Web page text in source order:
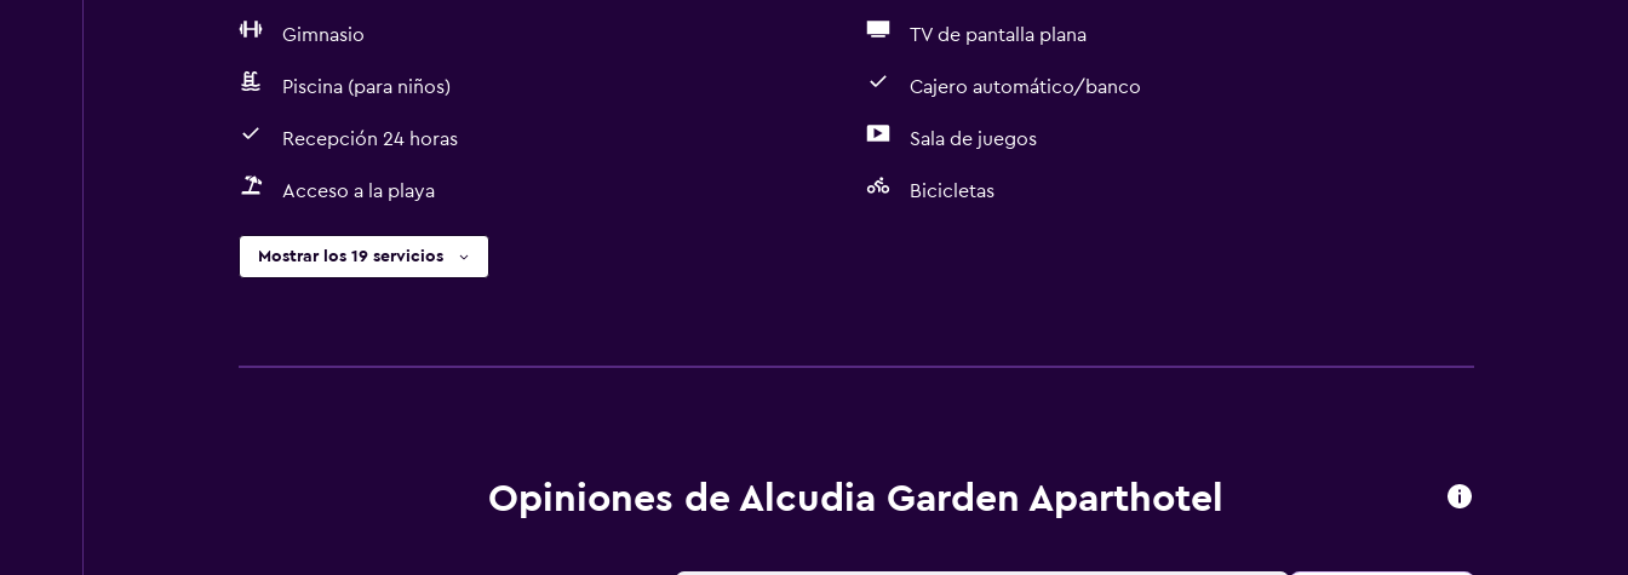
Gimnasio TV de pantalla plana
Piscina (para niños) Cajero automático/banco
Recepción 24 horas Sala de juegos
Acceso a la playa Bicicletas
Mostrar los 19 servicios
Opiniones de Alcudia Garden Aparthotel